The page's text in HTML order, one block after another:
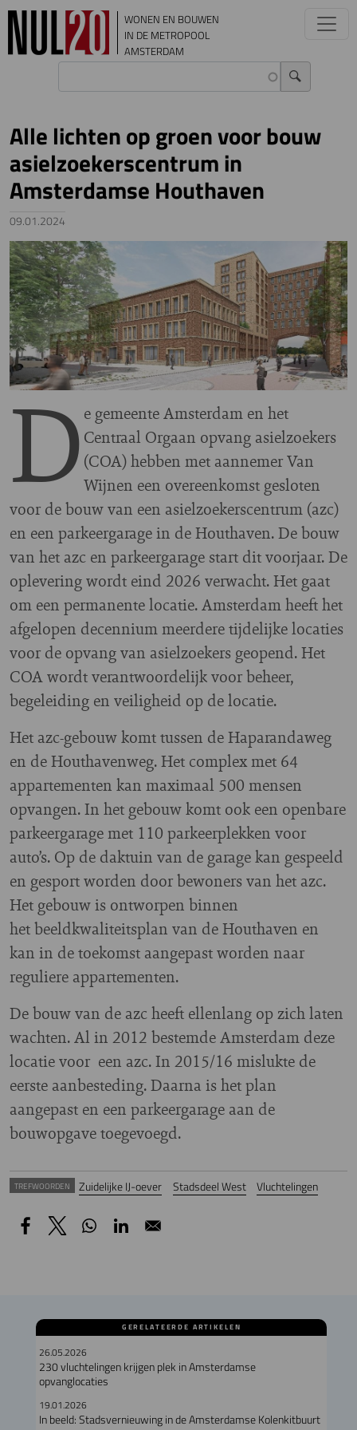
Overslaan en naar de inhoud gaan
WONEN EN BOUWEN
IN DE METROPOOL
AMSTERDAM
Alle lichten op groen voor bouw
asielzoekerscentrum in
Amsterdamse Houthaven
09.01.2024
Image
D e gemeente Amsterdam en het
Centraal Orgaan opvang asielzoekers
(COA) hebben met aannemer Van
Wijnen een overeenkomst gesloten
voor de bouw van een asielzoekerscentrum (azc)
en een parkeergarage in de Houthaven. De bouw
van het azc en parkeergarage start dit voorjaar. De
oplevering wordt eind 2026 verwacht. Het gaat
om een permanente locatie. Amsterdam heeft het
afgelopen decennium meerdere tijdelijke locaties
voor de opvang van asielzoekers geopend. Het
COA wordt verantwoordelijk voor beheer,
begeleiding en veiligheid op de locatie.
Het azc-gebouw komt tussen de Haparandaweg
en de Houthavenweg. Het complex met 64
appartementen kan maximaal 500 mensen
opvangen. In het gebouw komt ook een openbare
parkeergarage met 110 parkeerplekken voor
auto’s. Op de daktuin van de garage kan gespeeld
en gesport worden door bewoners van het azc.
Het gebouw is ontworpen binnen
het beeldkwaliteitsplan van de Houthaven en
kan in de toekomst aangepast worden naar
reguliere appartementen.
De bouw van de azc heeft ellenlang op zich laten
wachten. Al in 2012 bestemde Amsterdam deze
locatie voor een azc. In 2015/16 mislukte de
eerste aanbesteding. Daarna is het plan
aangepast en een parkeergarage aan de
bouwopgave toegevoegd.
TREFWOORDEN Zuidelijke IJ-oever Stadsdeel West Vluchtelingen
GERELATEERDE ARTIKELEN
26.05.2026
230 vluchtelingen krijgen plek in Amsterdamse
opvanglocaties
19.01.2026
In beeld: Stadsvernieuwing in de Amsterdamse Kolenkitbuurt